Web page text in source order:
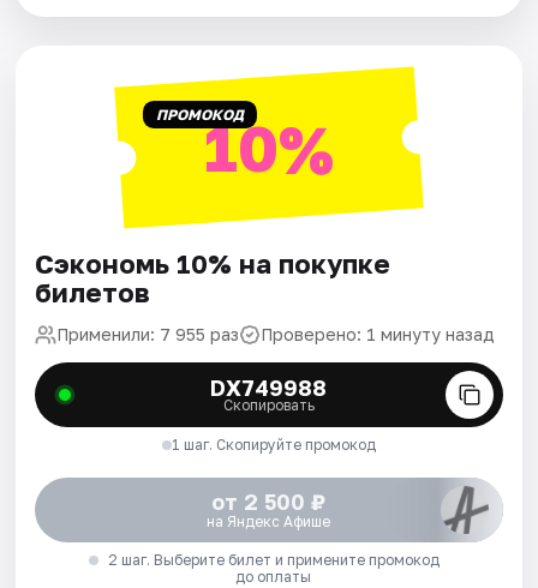
ПРОМОКОД10%
Сэкономь 10% на покупке
билетов
Применили: 7 955 раз Проверено: 1 минуту назад
DX749988
Скопировать
1 шаг. Скопируйте промокод
от 2 500 ₽
на Яндекс Афише
2 шаг. Выберите билет и примените промокод
до оплаты